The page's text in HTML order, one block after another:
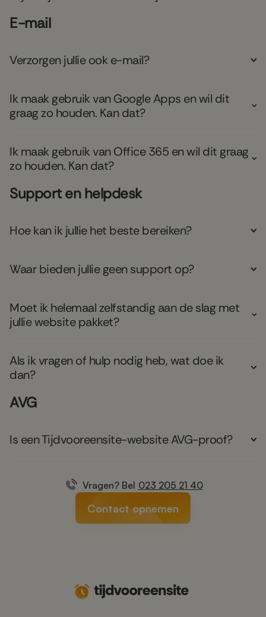
E-mail
Verzorgen jullie ook e-mail?
Ik maak gebruik van Google Apps en wil dit
graag zo houden. Kan dat?
Ik maak gebruik van Office 365 en wil dit graag
zo houden. Kan dat?
Support en helpdesk
Hoe kan ik jullie het beste bereiken?
Waar bieden jullie geen support op?
Moet ik helemaal zelfstandig aan de slag met
jullie website pakket?
Als ik vragen of hulp nodig heb, wat doe ik
dan?
AVG
Is een Tijdvooreensite-website AVG-proof?
Vragen? Bel 023 205 21 40
Contact opnemen